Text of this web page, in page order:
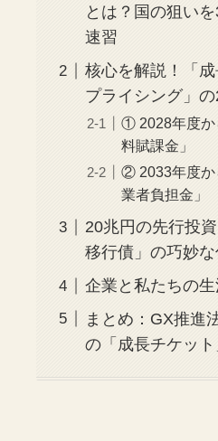
とは？国の狙い
速習
核心を解説！「
プライシング」
① 2028年度か
料賦課金」
② 2033年度か
業者負担金」
20兆円の先行投
移行債」の巧妙
企業と私たちの
まとめ：GX推進
の「成長チケット